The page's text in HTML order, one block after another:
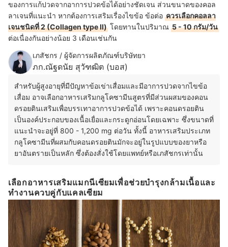
ของการแก้ปวดจากอาการปวดข้อได้อย่างชัดเจน ส่วนขนาดของคอล
ลาเจนที่แนะนำ หากต้องการเสริมเรื่องไขข้อ ข้อต่อ ควรเลือกคอลลา
เจนชนิดที่ 2 (Collagen type II) โดยทานในปริมาณ 5 - 10 กรัม/วัน
ต่อเนื่องกันอย่างน้อย 3 เดือนเช่นกัน
เภสัชกร / ผู้จัดการผลิตภัณฑ์บริษัทยา
ภก.ณัฐดนัย สุวัฑฒิต (บอส)
สำหรับผู้สูงอายุที่มีปัญหาข้อเข่าเสื่อมและมีอาการปวดจากไขข้อ
เสื่อม อาจเลือกอาหารเสริมกลูโคซามีนสูตรที่มีส่วนผสมของคอน
ดรอยตินเสริมเพื่อบรรเทาอาการปวดข้อได้ เพราะคอนดรอยติน
เป็นองค์ประกอบของเนื้อเยื่อและกระดูกอ่อนโดยเฉพาะ ซึ่งขนาดที่
แนะนำจะอยู่ที่ 800 - 1,200 mg ต่อวัน ทั้งนี้ อาหารเสริมประเภท
กลูโคซามีนที่ผสมกับคอนดรอยตินมักจะอยู่ในรูปแบบของยาหรือ
ยาอันตรายเป็นหลัก ซึ่งต้องสั่งใช้โดยแพทย์หรือเภสัชกรเท่านั้น
เลือกอาหารเสริมแมกนีเซียมเพื่อช่วยบำรุงกล้ามเนื้อและ
ทำงานควบคู่กับแคลเซียม